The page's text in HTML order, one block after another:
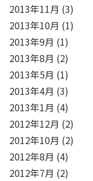
2013年11月 (3)
2013年10月 (1)
2013年9月 (1)
2013年8月 (2)
2013年5月 (1)
2013年4月 (3)
2013年1月 (4)
2012年12月 (2)
2012年10月 (2)
2012年8月 (4)
2012年7月 (2)